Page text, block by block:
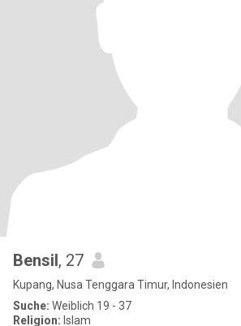
Bensil, 27
Kupang, Nusa Tenggara Timur, Indonesien
Suche: Weiblich 19 - 37
Religion: Islam